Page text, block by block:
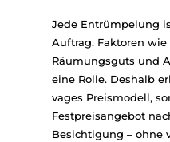
Jede Entrümpelung
Auftrag. Faktoren wie
Räumungsguts und
eine Rolle. Deshalb
vages Preismodell,
Festpreisangebot
Besichtigung – ohne